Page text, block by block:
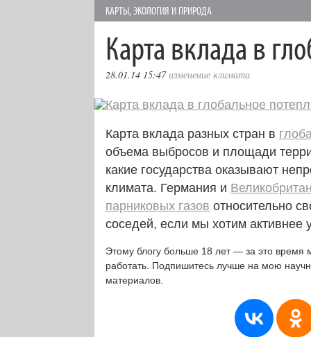
КАРТЫ,ЭКОЛОГИЯ И ПРИРОДА
Карта вклада в
28.01.14 15:47 изменение климата
Карта вклада разных стран в
объема выбросов и площади
какие государства оказывают
климата. Германия и
парниковых газов относительно
соседей, если мы хотим активнее
Этому блогу больше 18 лет — за это время
работать. Подпишитесь лучше на мою
материалов.